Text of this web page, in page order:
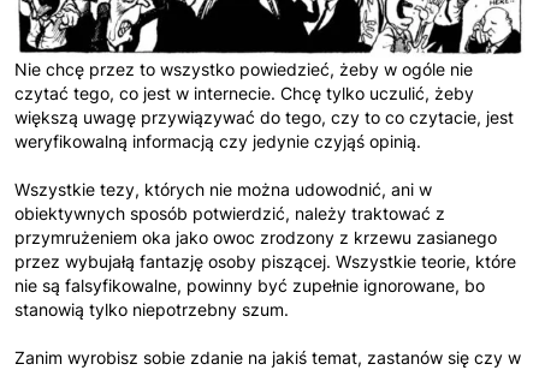
Nie chcę przez to wszystko powiedzieć, żeby w ogóle nie
czytać tego, co jest w internecie. Chcę tylko uczulić, żeby
większą uwagę przywiązywać do tego, czy to co czytacie, jest
weryfikowalną informacją czy jedynie czyjąś opinią.
Wszystkie tezy, których nie można udowodnić, ani w
obiektywnych sposób potwierdzić, należy traktować z
przymrużeniem oka jako owoc zrodzony z krzewu zasianego
przez wybujałą fantazję osoby piszącej. Wszystkie teorie, które
nie są falsyfikowalne, powinny być zupełnie ignorowane, bo
stanowią tylko niepotrzebny szum.
Zanim wyrobisz sobie zdanie na jakiś temat, zastanów się czy w